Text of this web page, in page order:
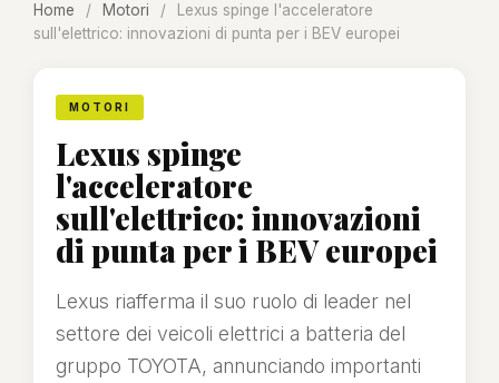
Home / Motori /
Lexus spinge l'acceleratore
sull'elettrico: innovazioni di punta per i BEV europei
MOTORI
Lexus spinge
l'acceleratore
sull'elettrico: innovazioni
di punta per i BEV europei
Lexus riafferma il suo ruolo di leader nel
settore dei veicoli elettrici a batteria del
gruppo TOYOTA, annunciando importanti